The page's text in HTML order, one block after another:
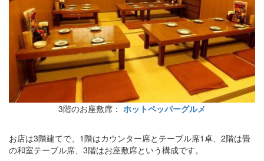
3階のお座敷席： ホットペッパーグルメ
お店は3階建てで、1階はカウンター席とテーブル席1卓、2階は畳
の和室テーブル席、3階はお座敷席という構成です。